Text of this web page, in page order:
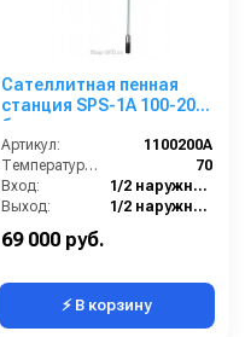
Сателлитная пенная
станция SPS-1A 100-200
бар
Артикул:
1100200A
Температура (°C):
70
Вход:
1/2 наружняя резьба
Выход:
1/2 наружняя резьба
69 000 руб.
⚡ В корзину